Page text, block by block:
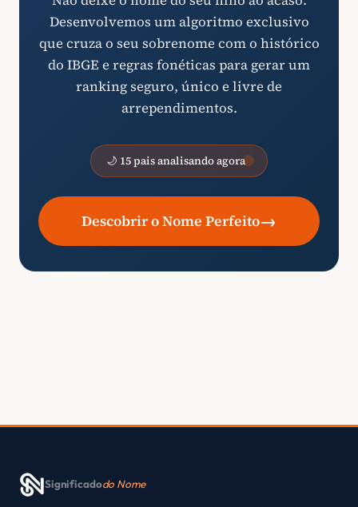
Desenvolvemos um algoritmo exclusivo
que cruza o seu sobrenome com o histórico
do IBGE e regras fonéticas para gerar um
ranking seguro, único e livre de
arrependimentos.
🌙 15 pais analisando agora
Descobrir o Nome Perfeito→
Significadodo Nome